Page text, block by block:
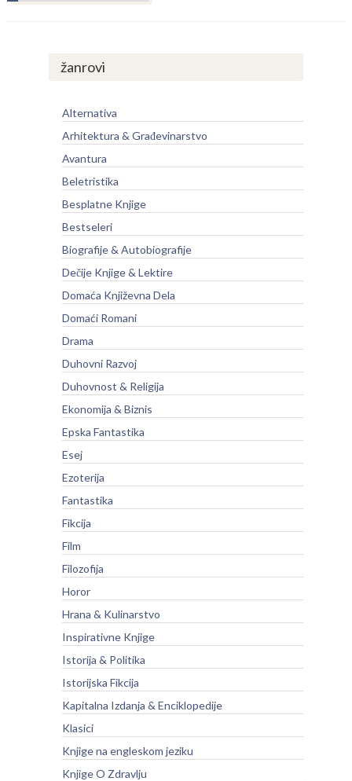
žanrovi
Alternativa
Arhitektura & Građevinarstvo
Avantura
Beletristika
Besplatne Knjige
Bestseleri
Biografije & Autobiografije
Dečije Knjige & Lektire
Domaća Književna Dela
Domaći Romani
Drama
Duhovni Razvoj
Duhovnost & Religija
Ekonomija & Biznis
Epska Fantastika
Esej
Ezoterija
Fantastika
Fikcija
Film
Filozofija
Horor
Hrana & Kulinarstvo
Inspirativne Knjige
Istorija & Politika
Istorijska Fikcija
Kapitalna Izdanja & Enciklopedije
Klasici
Knjige na engleskom jeziku
Knjige O Zdravlju